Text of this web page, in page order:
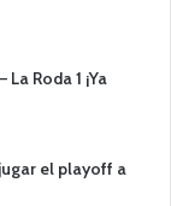
Roda 1 ¡Ya
el playoff a